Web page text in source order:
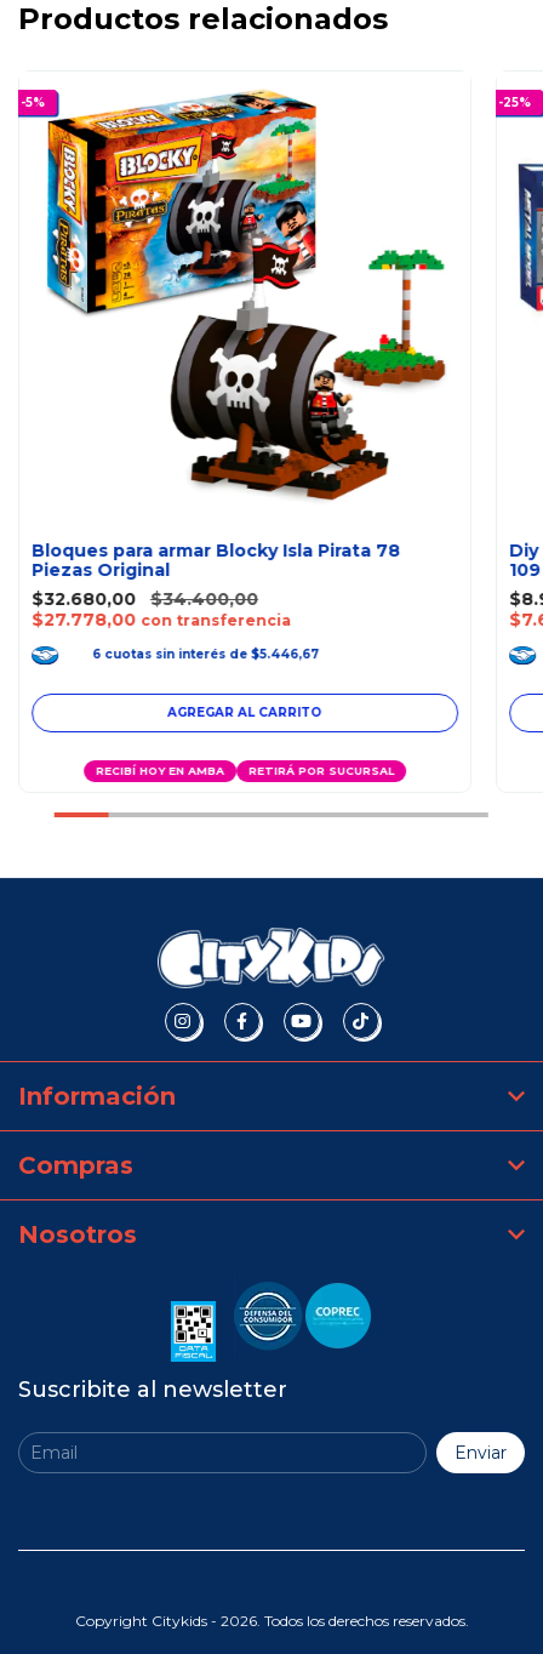
Productos relacionados
-5%
Bloques para armar Blocky Isla Pirata 78
Piezas Original
$32.680,00
$34.400,00
$27.778,00 con transferencia
6 cuotas sin interés de $5.446,67
RECIBÍ HOY EN AMBA RETIRÁ POR SUCURSAL
-25%
Información
Compras
Nosotros
Suscribite al newsletter
Copyright Citykids - 2026. Todos los derechos reservados.